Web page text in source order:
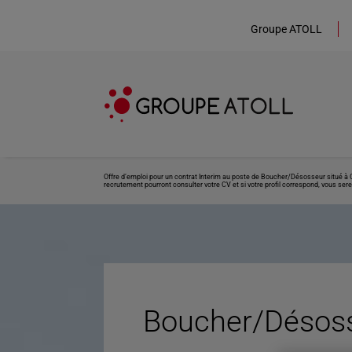
Groupe ATOLL
Offre d’emploi pour un contrat Interim au poste de Boucher/Désosseur situé
recrutement pourront consulter votre CV et si votre profil correspond, vous
Boucher/